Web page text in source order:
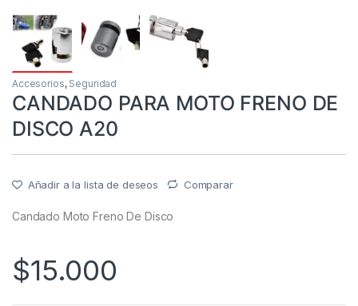
Accesorios, Seguridad
CANDADO PARA MOTO FRENO DE
DISCO A20
Añadir a la lista de deseos Comparar
Candado Moto Freno De Disco
$15.000